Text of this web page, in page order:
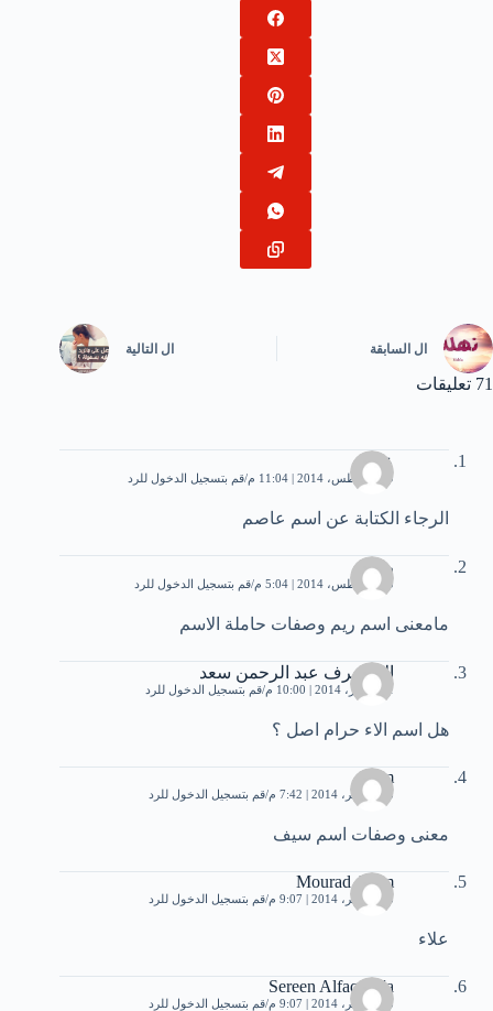
ال السابقة ال التالية
71 تعليقات
عاصم
19 أغسطس، 2014 | 11:04 م قم بتسجيل الدخول للرد
الرجاء الكتابة عن اسم عاصم
ريم
20 أغسطس، 2014 | 5:04 م قم بتسجيل الدخول للرد
مامعنى اسم ريم وصفات حاملة الاسم
الاء شرف عبد الرحمن سعد
31 أكتوبر، 2014 | 10:00 م قم بتسجيل الدخول للرد
هل اسم الاء حرام اصل ؟
storm
13 نوفمبر، 2014 | 7:42 م قم بتسجيل الدخول للرد
معنى وصفات اسم سيف
Mourad Adlm
13 نوفمبر، 2014 | 9:07 م قم بتسجيل الدخول للرد
علاء
Sereen Alfaqaha'a
13 نوفمبر، 2014 | 9:07 م قم بتسجيل الدخول للرد